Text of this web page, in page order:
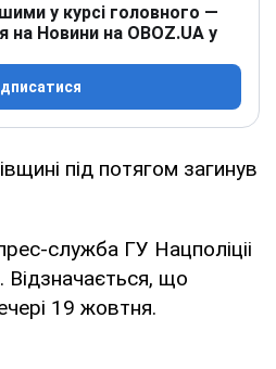
у курсі головного —
на Новини на OBOZ.UA у
під потягом загинув
служба ГУ Нацполіціі
Відзначається, що
19 жовтня.